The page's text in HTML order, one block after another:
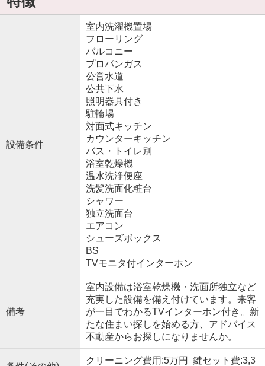
設備条件
室内洗濯機置場
フローリング
バルコニー
プロパンガス
公営水道
公共下水
照明器具付き
駐輪場
対面式キッチン
カウンターキッチン
バス・トイレ別
浴室乾燥機
温水洗浄便座
洗髪洗面化粧台
シャワー
独立洗面台
エアコン
シューズボックス
BS
TVモニタ付インターホン
備考
室内設備は浴室乾燥機・洗面所独立など
充実した設備を備え付けています。来客
が一目でわかるTVインターホン付き。新
たな住まい探しを始める方、アドバイス
不動産からお探しになりませんか。
クリーニング費用:5万円 鍵セット費:3,3